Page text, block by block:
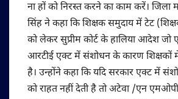
ना हों को निरस्त करने का काम करें। जिला
सिंह ने कहा कि शिक्षक समुदाय में टेट (शिक्षक
को लेकर सुप्रीम कोर्ट के हालिया आदेश जो
आरटीई एक्ट में संशोधन के कारण शिक्षकों में
है। उन्होंने कहा कि यदि सरकार एक्ट में
को राहत नहीं देती है तो अटेवा /एन